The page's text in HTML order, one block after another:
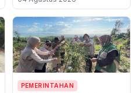
Bukti UMKM Bangkit
PEMERINTAHAN